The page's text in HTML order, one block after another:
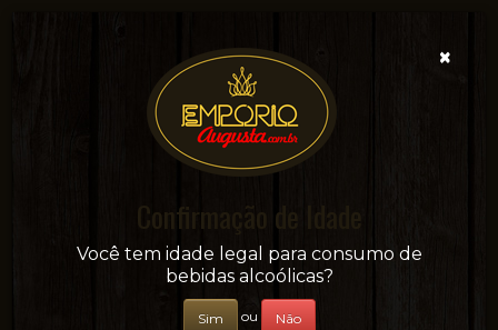
Sua conveniência e adega on-line!
×
Confirmação de Idade
Você tem idade legal para consumo de
bebidas alcoólicas?
Sim ou Não